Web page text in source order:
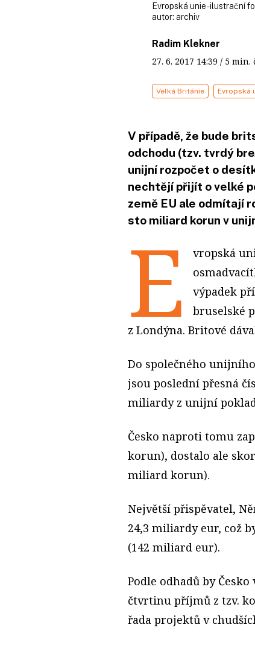
Evropská unie - ilustrační
autor: archiv
Radim Klekner
27. 6. 2017 14:39 / 5
Velká Británie Evropská
V případě, že bude
odchodu (tzv. tvrdý
unijní rozpočet o
nechtějí přijít o velké
země EU ale odmítají
sto miliard korun v
E vropská
výpadek
bruselské
z Londýna. Britové
Do společného
jsou poslední přesná
miliardy z unijní
Česko naproti tomu
korun), dostalo ale
miliard korun).
Největší přispěvatel,
24,3 miliardy eur, což
(142 miliard eur).
Podle odhadů by
čtvrtinu příjmů z tzv.
řada projektů v